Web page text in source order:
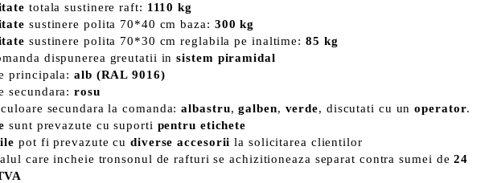
totala sustinere raft: 1110 kg
sustinere polita 70*40 cm baza: 300 kg
sustinere polita 70*30 cm reglabila pe inaltime: 85 kg
dispunerea greutatii insistem piramidal
principala: alb (RAL 9016)
secundara:rosu
secundara la comanda:albastru,galben, verde, discutati cu unoperator.
sunt prevazute cu suporti pentru etichete
pot fi prevazute cudiverse accesorii la solicitarea clientilor
care incheie tronsonul de rafturi se achizitioneaza separat contra sumei de24